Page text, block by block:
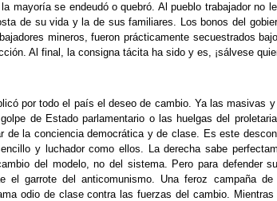
mayoría se endeudó o quebró. Al pueblo trabajador no
de su vida y la de sus familiares. Los bonos del
mineros, fueron prácticamente secuestrados
Al final, la consigna tácita ha sido y es, ¡sálvese
por todo el país el deseo de cambio. Ya las masivas
de Estado parlamentario o las huelgas del
de la conciencia democrática y de clase. Es este
y luchador como ellos. La derecha sabe
del modelo, no del sistema. Pero para defender
el garrote del anticomunismo. Una feroz campaña de
odio de clase contra las fuerzas del cambio. Mientras